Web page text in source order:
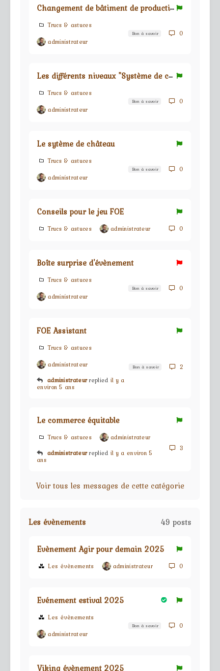
C
hangement de bâtiment de production
Trucs & astuces
administrateur
Bon à savoir 0
L
es différents niveaux "Système de château"
Trucs & astuces
administrateur
Bon à savoir 0
Le sytème de château
Trucs & astuces
administrateur
Bon à savoir 0
Conseils pour le jeu FOE
Trucs & astuces administrateur 0
Boîte surprise d'évènement
Trucs & astuces
administrateur
Bon à savoir 0
FOE Assistant
Trucs & astuces
administrateur
administrateur replied il y a
environ 5 ans
Bon à savoir 2
Le commerce équitable
Trucs & astuces
administrateur
administrateur replied il y a environ 5
ans
3
Voir tous les messages de cette catégorie
Les évènements 49 posts
Evènement Agir pour demain 2025
Les évènements administrateur 0
Evénement estival 2025
Les évènements
administrateur
Bon à savoir 0
Viking évènement 2025